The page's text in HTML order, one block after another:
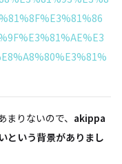
りないので、 akippa
という背景がありまし